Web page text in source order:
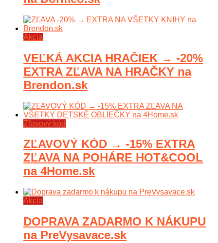
Akcia
VEĽKÁ AKCIA HRAČIEK → -20%
EXTRA ZĽAVA NA HRAČKY na
Brendon.sk
Zľavový kód
ZĽAVOVÝ KÓD → -15% EXTRA
ZĽAVA NA POHÁRE HOT&COOL
na 4Home.sk
Akcia
DOPRAVA ZADARMO K NÁKUPU
na PreVysavace.sk